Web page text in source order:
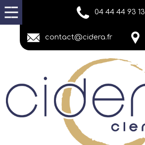
04 44 44 93 13
contact@cidera.fr